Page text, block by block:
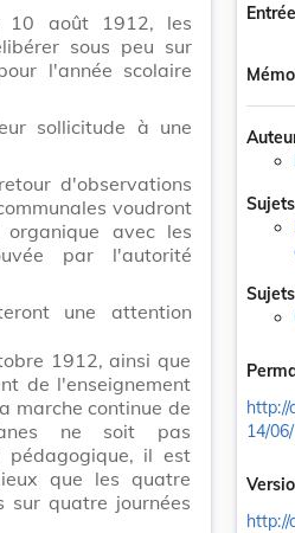
août 1912, les
sous peu sur
l'année scolaire
sollicitude à une
d'observations
voudront
avec les
par l'autorité
une attention
1912, ainsi que
de l'enseignement
marche continue de
ne soit pas
pédagogique, il est
que les quatre
sur quatre journées
http://
14/
http://